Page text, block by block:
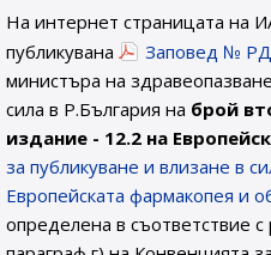
На интернет страницата на
публикувана
Заповед №
министъра на
сила в Р.България на брой
издание - 12.2 на
за публикуване и влизане в
Европейската фармакопея и
определена в съответствие